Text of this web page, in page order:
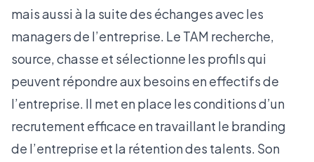
mais aussi à la suite des échanges avec les
managers de l’entreprise. Le TAM recherche,
source, chasse et sélectionne les profils qui
peuvent répondre aux besoins en effectifs de
l’entreprise. Il met en place les conditions d’un
recrutement efficace en travaillant le branding
de l’entreprise et la rétention des talents. Son